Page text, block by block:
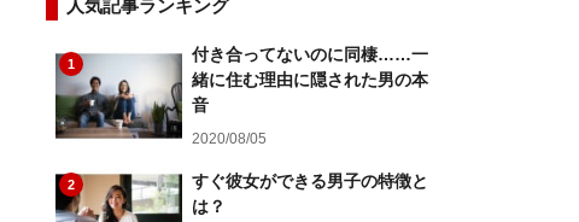
人気記事ランキング
1
付き合ってないのに同棲……一
緒に住む理由に隠された男の本
音
2020/08/05
2
すぐ彼女ができる男子の特徴と
は？